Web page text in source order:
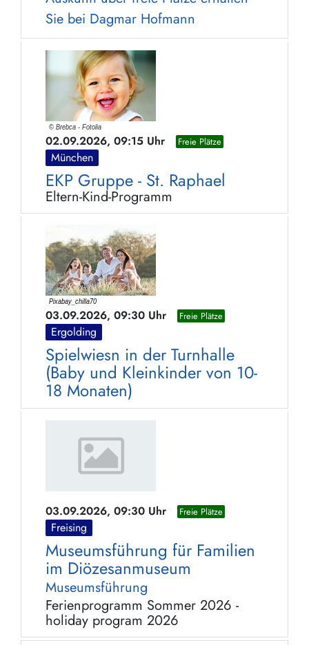
Sie bei Dagmar Hofmann
02.09.2026, 09:15 Uhr Freie Plätze
München
EKP Gruppe - St. Raphael
Eltern-Kind-Programm
03.09.2026, 09:30 Uhr Freie Plätze
Ergolding
Spielwiesn in der Turnhalle
(Baby und Kleinkinder von 10-
18 Monaten)
03.09.2026, 09:30 Uhr Freie Plätze
Freising
Museumsführung für Familien
im Diözesanmuseum
Museumsführung
Ferienprogramm Sommer 2026 -
holiday program 2026